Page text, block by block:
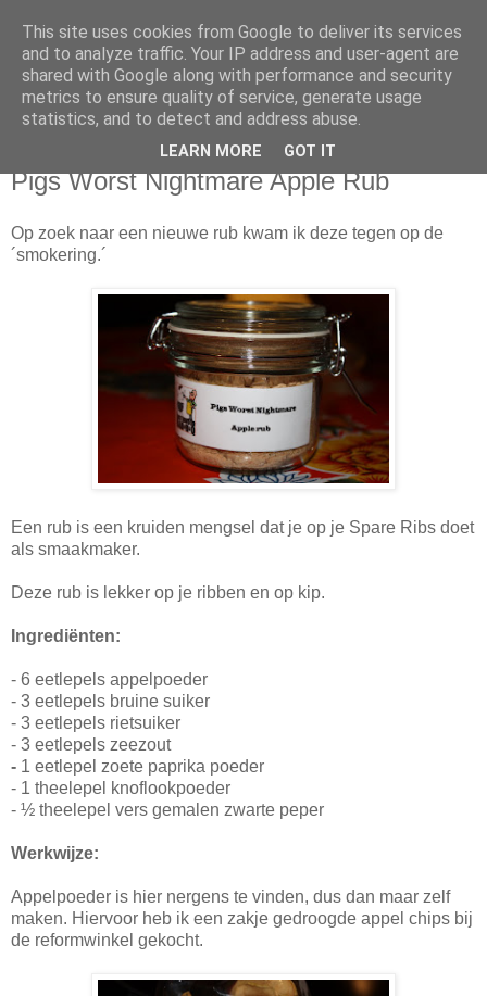
Easterwood BBQ
BBQ and Pastry
vrijdag 14 januari 2011
Pigs Worst Nightmare Apple Rub
Op zoek naar een nieuwe rub kwam ik deze tegen op de
´smokering.´
Een rub is een kruiden mengsel dat je op je Spare Ribs doet
als smaakmaker.
Deze rub is lekker op je ribben en op kip.
Ingrediënten:
- 6 eetlepels appelpoeder
- 3 eetlepels bruine suiker
- 3 eetlepels rietsuiker
- 3 eetlepels zeezout
- 1 eetlepel zoete paprika poeder
- 1 theelepel knoflookpoeder
- ½ theelepel vers gemalen zwarte peper
Werkwijze:
Appelpoeder is hier nergens te vinden, dus dan maar zelf
maken. Hiervoor heb ik een zakje gedroogde appel chips bij
de reformwinkel gekocht.
This site uses cookies from Google to deliver its services
and to analyze traffic. Your IP address and user-agent are
shared with Google along with performance and security
metrics to ensure quality of service, generate usage
statistics, and to detect and address abuse.
LEARN MORE GOT IT